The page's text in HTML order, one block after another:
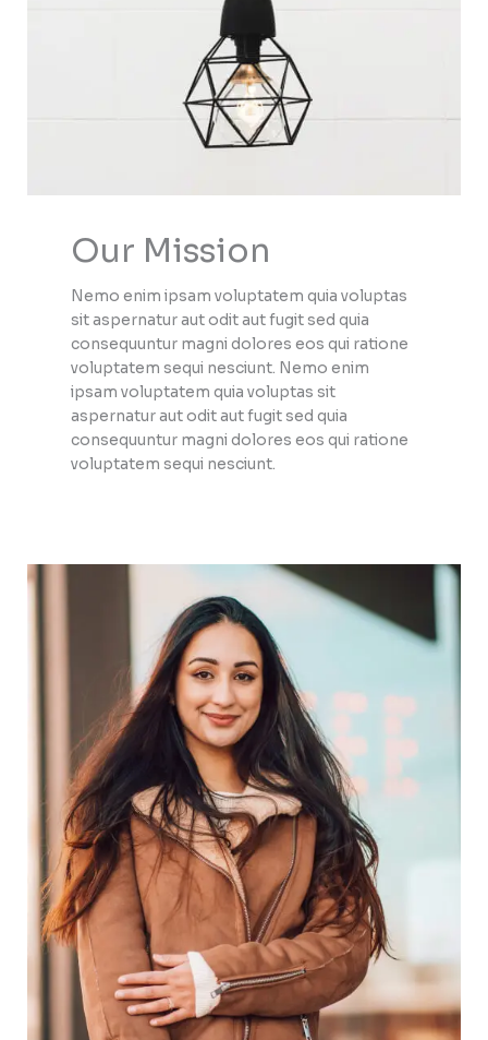
Our Mission
Nemo enim ipsam voluptatem quia voluptas
sit aspernatur aut odit aut fugit sed quia
consequuntur magni dolores eos qui ratione
voluptatem sequi nesciunt. Nemo enim
ipsam voluptatem quia voluptas sit
aspernatur aut odit aut fugit sed quia
consequuntur magni dolores eos qui ratione
voluptatem sequi nesciunt.